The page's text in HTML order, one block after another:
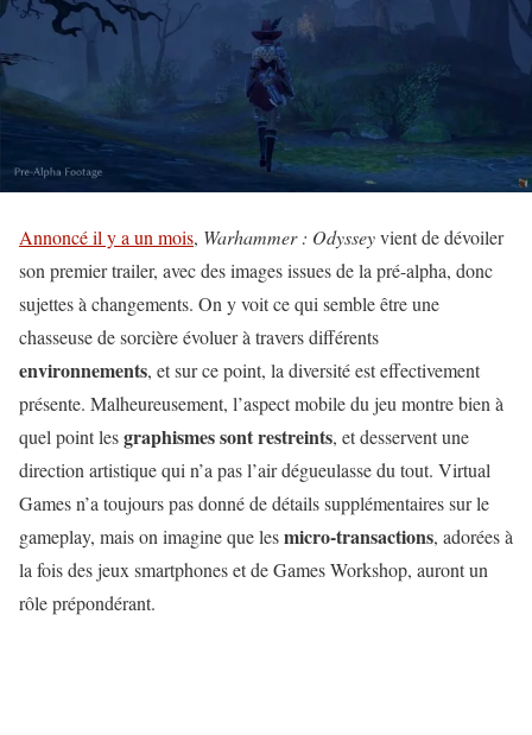
Annoncé il y a un mois, Warhammer : Odysseyvient de dévoiler
son premier trailer, avec des images issues de la pré-alpha, donc
sujettes à changements. On y voit ce qui semble être une
chasseuse de sorcière évoluer à travers différents
environnements, et sur ce point, la diversité est effectivement
présente. Malheureusement, l’aspect mobile du jeu montre bien à
quel point lesgraphismes sont restreints, et desservent une
direction artistique qui n’a pas l’air dégueulasse du tout. Virtual
Games n’a toujours pas donné de détails supplémentaires sur le
gameplay, mais on imagine que lesmicro-transactions, adorées à
la fois des jeux smartphones et de Games Workshop, auront un
rôle prépondérant.